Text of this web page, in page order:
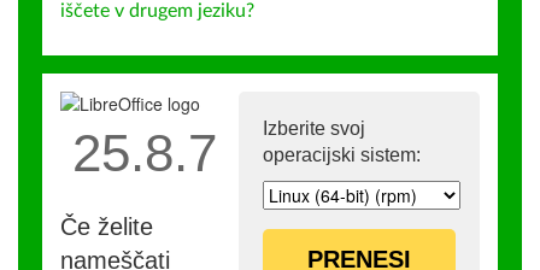
iščete v drugem jeziku?
Izberite svoj
operacijski sistem:
PRENESI
25.8.7
Če želite
nameščati